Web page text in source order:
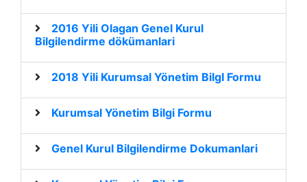
2016 Yili Olagan Genel Kurul
Bilgilendirme dökümanlari
2018 Yili Kurumsal Yönetim BilgI Formu
Kurumsal Yönetim Bilgi Formu
Genel Kurul Bilgilendirme Dokumanlari